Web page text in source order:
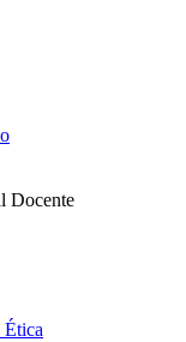
Docente
Ética